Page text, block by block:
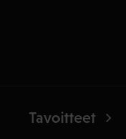
Tavoitteet